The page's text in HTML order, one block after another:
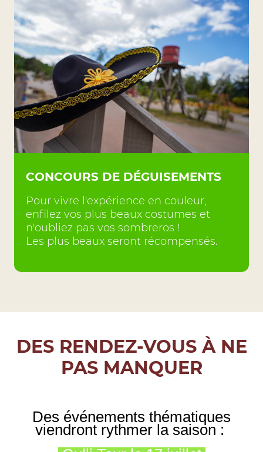
CONCOURS DE DÉGUISEMENTS
Pour vivre l'expérience en couleur,
enfilez vos plus beaux costumes et
n'oubliez pas vos sombreros !
Les plus beaux seront récompensés.
DES RENDEZ-VOUS À NE
PAS MANQUER
Des événements thématiques
viendront rythmer la saison :